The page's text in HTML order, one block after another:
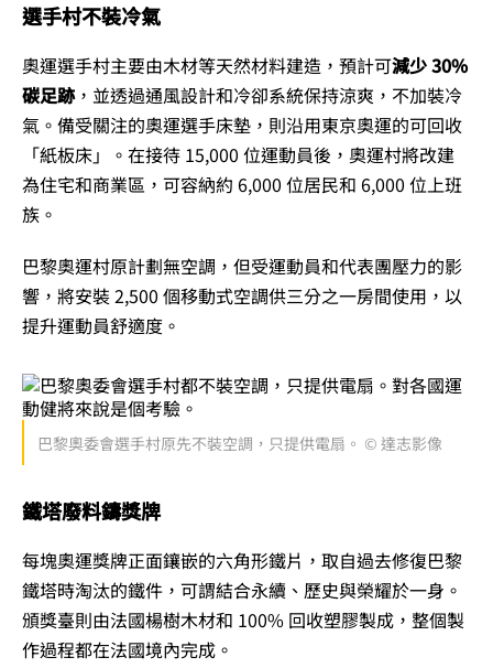
選手村不裝冷氣
奧運選手村主要由木材等天然材料建造，預計可減少 30%
碳足跡，並透過通風設計和冷卻系統保持涼爽，不加裝冷
氣。備受關注的奧運選手床墊，則沿用東京奧運的可回收
「紙板床」。在接待 15,000 位運動員後，奧運村將改建
為住宅和商業區，可容納約 6,000 位居民和 6,000 位上班
族。
巴黎奧運村原計劃無空調，但受運動員和代表團壓力的影
響，將安裝 2,500 個移動式空調供三分之一房間使用，以
提升運動員舒適度。
巴黎奧委會選手村原先不裝空調，只提供電扇。 © 達志影像
鐵塔廢料鑄獎牌
每塊奧運獎牌正面鑲嵌的六角形鐵片，取自過去修復巴黎
鐵塔時淘汰的鐵件，可謂結合永續、歷史與榮耀於一身。
頒獎臺則由法國楊樹木材和 100% 回收塑膠製成，整個製
作過程都在法國境內完成。